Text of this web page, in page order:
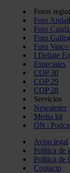
Foros
Foro
Foro
Foro
Foro
I Debate
Especiales
COP 30
COP 29
COP 28
Servicios
Newsletter
Media kit
ON |
Aviso legal
Política de
Política de
Contacto